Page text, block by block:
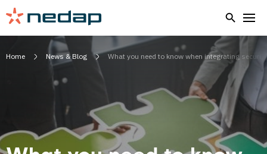
Home News & Blog What you need to know when integrating